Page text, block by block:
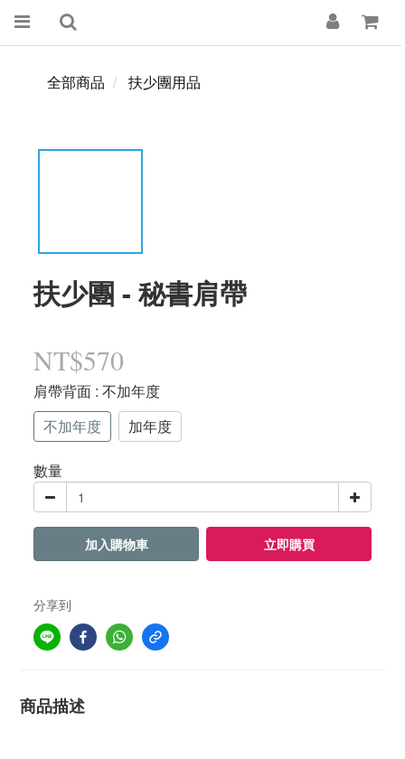
全部商品 扶少團用品
扶少團 - 秘書肩帶
NT$570
肩帶背面 : 不加年度
不加年度
加年度
數量
加入購物車 立即購買
分享到
商品描述